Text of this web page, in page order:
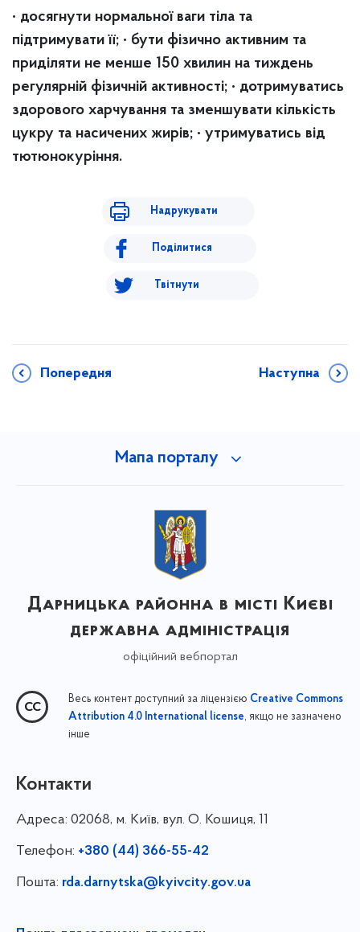
• досягнути нормальної ваги тіла та
підтримувати її; • бути фізично активним та
приділяти не менше 150 хвилин на тиждень
регулярній фізичній активності; • дотримуватись
здорового харчування та зменшувати кількість
цукру та насичених жирів; • утримуватись від
тютюнокуріння.
Надрукувати
Поділитися
Твітнути
Попередня Наступна
Мапа порталу
Дарницька районна в місті Києві
державна адміністрація
офіційний вебпортал
Весь контент доступний за ліцензією Creative Commons
Attribution 4.0 International license, якщо не зазначено
інше
Контакти
Адреса: 02068, м. Київ, вул. О. Кошиця, 11
Телефон: +380 (44) 366-55-42
Пошта: rda.darnytska@kyivcity.gov.ua